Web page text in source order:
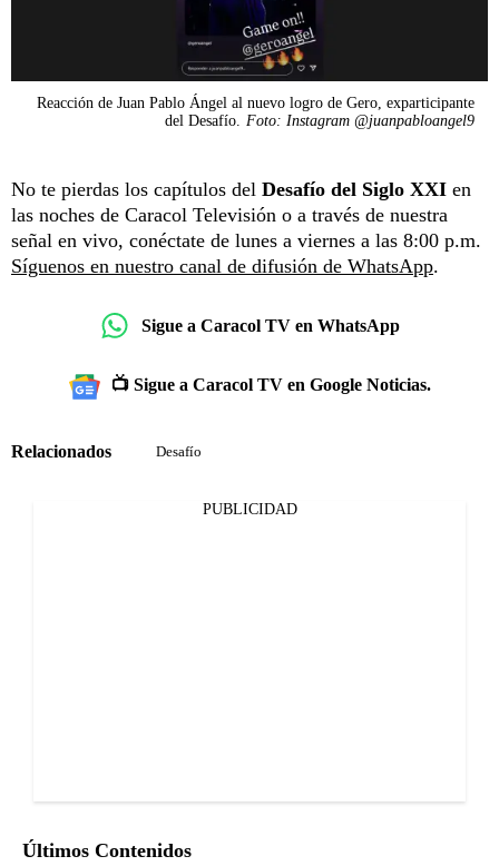
Reacción de Juan Pablo Ángel al nuevo logro de Gero, exparticipante
del Desafío. Foto: Instagram @juanpabloangel9
No te pierdas los capítulos del Desafío del Siglo XXI en
las noches de Caracol Televisión o a través de nuestra
señal en vivo, conéctate de lunes a viernes a las 8:00 p.m.
Síguenos en nuestro canal de difusión de WhatsApp.
Sigue a Caracol TV en WhatsApp
📺 Sigue a Caracol TV en Google Noticias.
Relacionados Desafío
PUBLICIDAD
Últimos Contenidos